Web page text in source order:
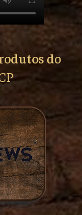
do